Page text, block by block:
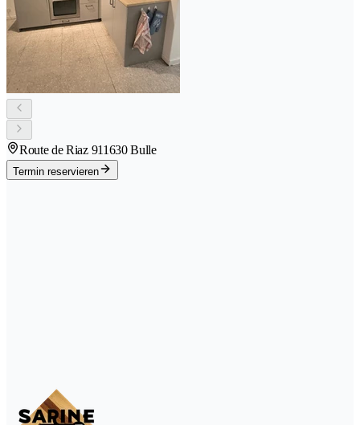
Route de Riaz 911630 Bulle
Termin reservieren